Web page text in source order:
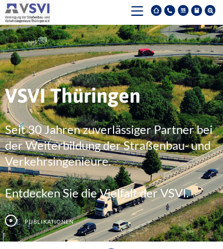
VSVI Thüringen
Seit 30 Jahren zuverlässiger Partner bei
der Weiterbildung der Straßenbau- und
Verkehrsingenieure.
Entdecken Sie die Vielfalt der VSVI.
Publikationen